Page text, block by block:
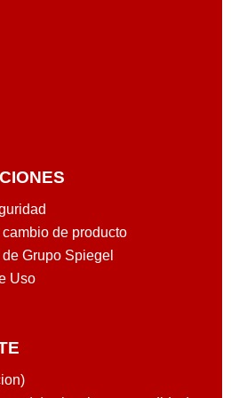
de producto
Grupo Spiegel
Uso